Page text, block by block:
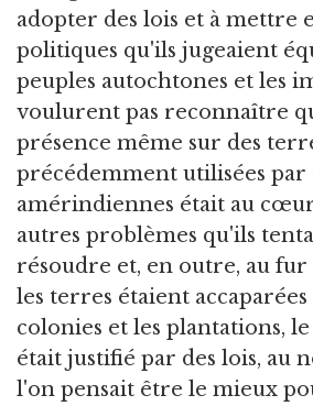
adopter des lois et à mettre
politiques qu'ils jugeaient
peuples autochtones et les
voulurent pas reconnaître
présence même sur des
précédemment utilisées par
amérindiennes était au
autres problèmes qu'ils
résoudre et, en outre, au fur
les terres étaient
colonies et les plantations,
était justifié par des lois, au
l'on pensait être le mieux